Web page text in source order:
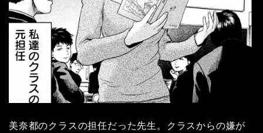
美奈都のクラスの担任だった先生。クラスからの嫌が